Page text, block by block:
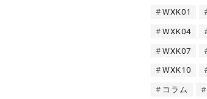
WXK01
WXK04
WXK07
WXK10
コラム